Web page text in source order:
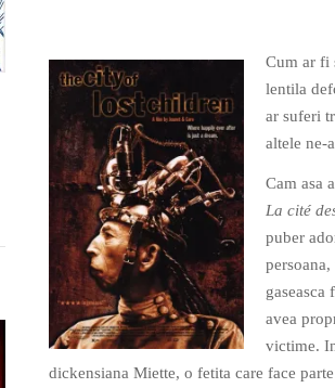
Cum ar fi
lentila
ar suferi
altele ne-
Cam asa
La cité
puber
avea
victime.
dickensiana Miette, o fetita care face